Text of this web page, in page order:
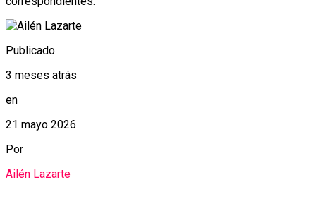
Publicado
3 meses atrás
en
21 mayo 2026
Por
Ailén Lazarte